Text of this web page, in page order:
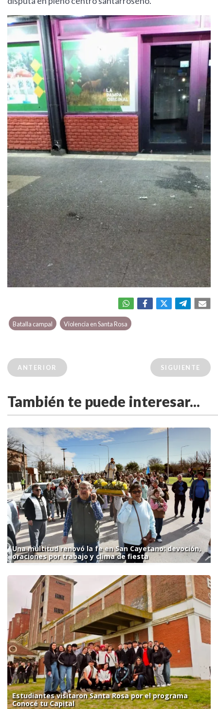
Batalla campal Violencia en Santa Rosa
ANTERIOR SIGUIENTE
También te puede interesar...
Una multitud renovó la fe en San Cayetano: devoción,
oraciones por trabajo y clima de fiesta
Estudiantes visitaron Santa Rosa por el programa
Conocé tu Capital